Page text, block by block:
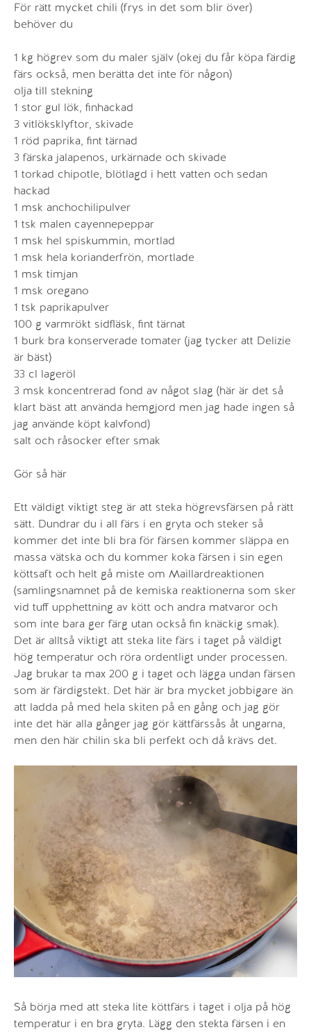
För rätt mycket chili (frys in det som blir över)
behöver du
1 kg högrev som du maler själv (okej du får köpa färdig
färs också, men berätta det inte för någon)
olja till stekning
1 stor gul lök, finhackad
3 vitlöksklyftor, skivade
1 röd paprika, fint tärnad
3 färska jalapenos, urkärnade och skivade
1 torkad chipotle, blötlagd i hett vatten och sedan
hackad
1 msk anchochilipulver
1 tsk malen cayennepeppar
1 msk hel spiskummin, mortlad
1 msk hela korianderfrön, mortlade
1 msk timjan
1 msk oregano
1 tsk paprikapulver
100 g varmrökt sidfläsk, fint tärnat
1 burk bra konserverade tomater (jag tycker att Delizie
är bäst)
33 cl lageröl
3 msk koncentrerad fond av något slag (här är det så
klart bäst att använda hemgjord men jag hade ingen så
jag använde köpt kalvfond)
salt och råsocker efter smak
Gör så här
Ett väldigt viktigt steg är att steka högrevsfärsen på rätt
sätt. Dundrar du i all färs i en gryta och steker så
kommer det inte bli bra för färsen kommer släppa en
massa vätska och du kommer koka färsen i sin egen
köttsaft och helt gå miste om Maillardreaktionen
(samlingsnamnet på de kemiska reaktionerna som sker
vid tuff upphettning av kött och andra matvaror och
som inte bara ger färg utan också fin knäckig smak).
Det är alltså viktigt att steka lite färs i taget på väldigt
hög temperatur och röra ordentligt under processen.
Jag brukar ta max 200 g i taget och lägga undan färsen
som är färdigstekt. Det här är bra mycket jobbigare än
att ladda på med hela skiten på en gång och jag gör
inte det här alla gånger jag gör kättfärssås åt ungarna,
men den här chilin ska bli perfekt och då krävs det.
Så börja med att steka lite köttfärs i taget i olja på hög
temperatur i en bra gryta. Lägg den stekta färsen i en